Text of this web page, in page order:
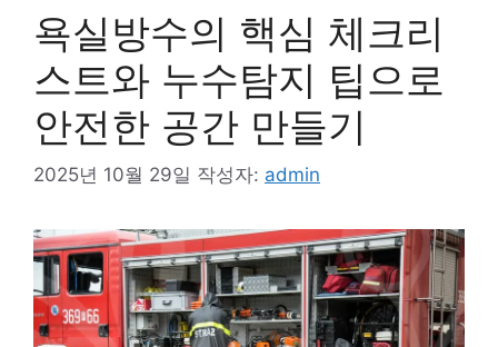
욕실방수의 핵심 체크리
스트와 누수탐지 팁으로
안전한 공간 만들기
2025년 10월 29일 작성자: admin